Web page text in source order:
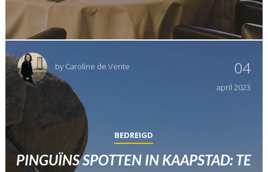
by Caroline de Vente 04
april 2023
BEDREIGD
PINGUÏNS SPOTTEN IN KAAPSTAD: TE